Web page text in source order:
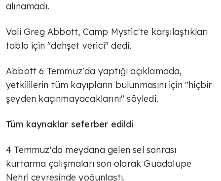
alınamadı.
Vali Greg Abbott, Camp Mystic'te karşılaştıkları
tablo için "dehşet verici" dedi.
Abbott 6 Temmuz'da yaptığı açıklamada,
yetkililerin tüm kayıpların bulunmasını için "hiçbir
şeyden kaçınmayacaklarını" söyledi.
Tüm kaynaklar seferber edildi
4 Temmuz'da meydana gelen sel sonrası
kurtarma çalışmaları son olarak Guadalupe
Nehri çevresinde yoğunlaştı.